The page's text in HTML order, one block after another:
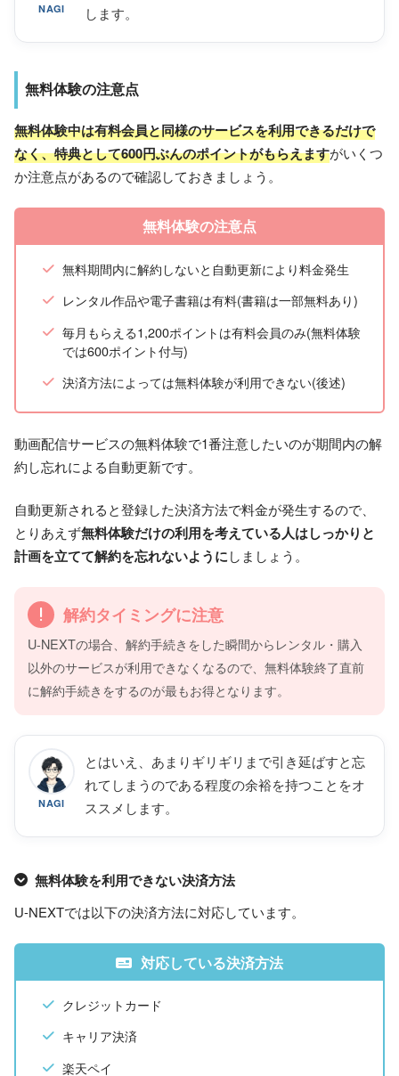
NAGI
します。
無料体験の注意点
無料体験中は有料会員と同様のサービスを利用できるだけで
なく、特典として600円ぶんのポイントがもらえますがいくつ
か注意点があるので確認しておきましょう。
無料体験の注意点
無料期間内に解約しないと自動更新により料金発生
レンタル作品や電子書籍は有料(書籍は一部無料あり)
毎月もらえる1,200ポイントは有料会員のみ(無料体験
では600ポイント付与)
決済方法によっては無料体験が利用できない(後述)
動画配信サービスの無料体験で1番注意したいのが期間内の解
約し忘れによる自動更新です。
自動更新されると登録した決済方法で料金が発生するので、
とりあえず無料体験だけの利用を考えている人はしっかりと
計画を立てて解約を忘れないようにしましょう。
解約タイミングに注意
U-NEXTの場合、解約手続きをした瞬間からレンタル・購入
以外のサービスが利用できなくなるので、無料体験終了直前
に解約手続きをするのが最もお得となります。
NAGI
とはいえ、あまりギリギリまで引き延ばすと忘
れてしまうのである程度の余裕を持つことをオ
ススメします。
無料体験を利用できない決済方法
U-NEXTでは以下の決済方法に対応しています。
対応している決済方法
クレジットカード
キャリア決済
楽天ペイ